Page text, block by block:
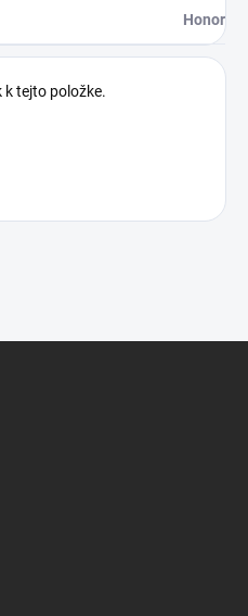
Honor
k tejto položke.